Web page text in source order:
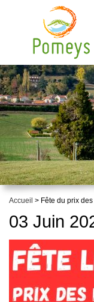
Accueil > Fête du prix des
03 Juin